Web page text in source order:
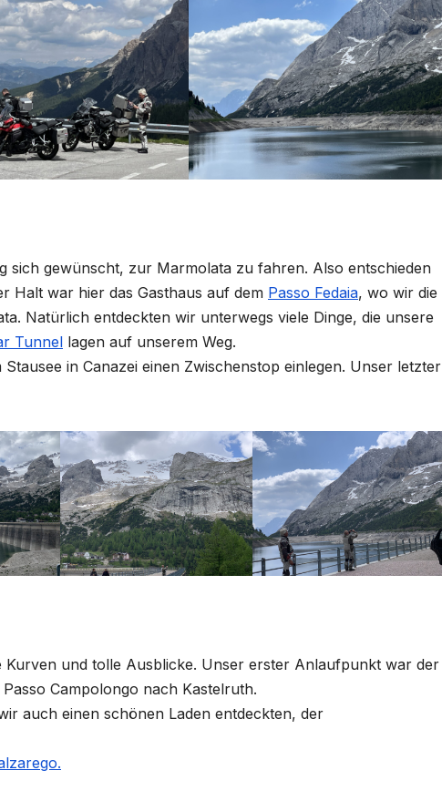
sich gewünscht, zur Marmolata zu fahren. Also entschieden
Halt war hier das Gasthaus auf dem Passo Fedaia, wo wir die
Natürlich entdeckten wir unterwegs viele Dinge, die unsere
Tunnel lagen auf unserem Weg.
in Canazei einen Zwischenstop einlegen. Unser letzter
Kurven und tolle Ausblicke. Unser erster Anlaufpunkt war der
Campolongo nach Kastelruth.
auch einen schönen Laden entdeckten, der